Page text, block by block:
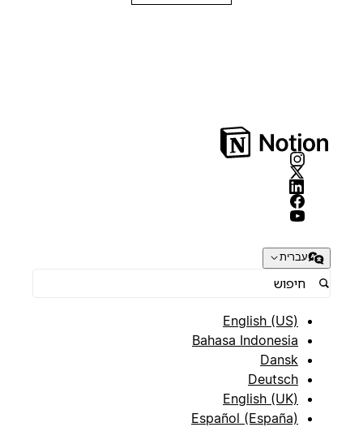
עברית
English (US)
Bahasa Indonesia
Dansk
Deutsch
English (UK)
Español (España)